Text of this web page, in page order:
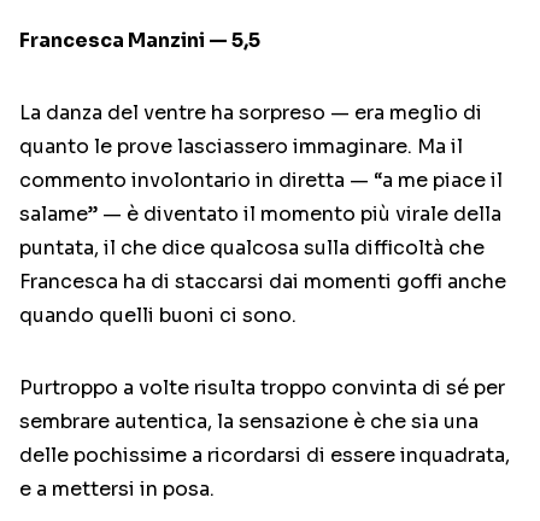
Francesca Manzini — 5,5
La danza del ventre ha sorpreso — era meglio di
quanto le prove lasciassero immaginare. Ma il
commento involontario in diretta — “a me piace il
salame” — è diventato il momento più virale della
puntata, il che dice qualcosa sulla difficoltà che
Francesca ha di staccarsi dai momenti goffi anche
quando quelli buoni ci sono.
Purtroppo a volte risulta troppo convinta di sé per
sembrare autentica, la sensazione è che sia una
delle pochissime a ricordarsi di essere inquadrata,
e a mettersi in posa.